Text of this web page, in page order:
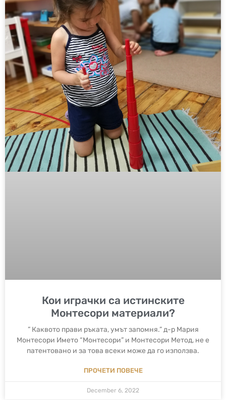
Кои играчки са истинските
Монтесори материали?
” Каквото прави ръката, умът запомня.” д-р Мария
Монтесори Името “Монтесори” и Монтесори Метод, не е
патентовано и за това всеки може да го използва.
ПРОЧЕТИ ПОВЕЧЕ
December 6, 2022